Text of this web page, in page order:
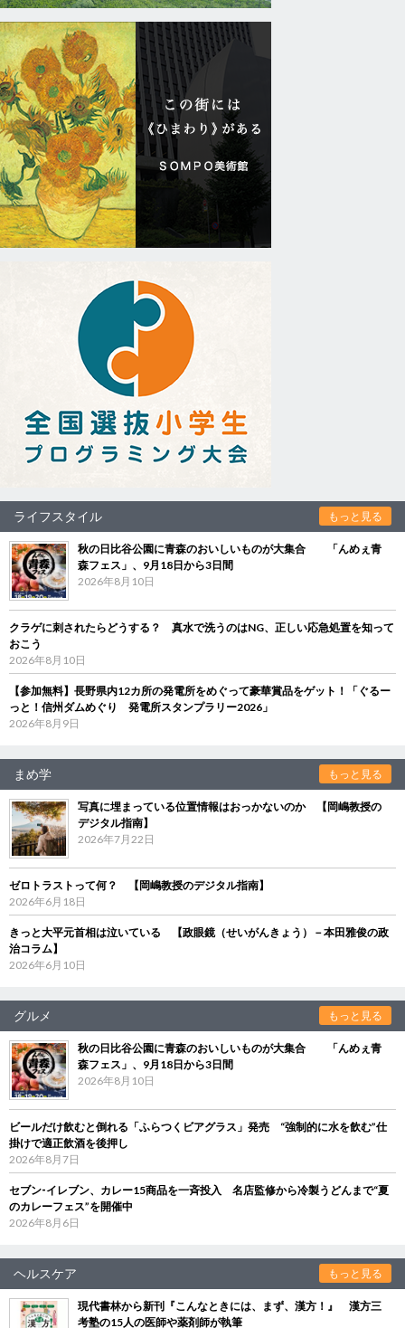
ライフスタイル もっと見る
秋の日比谷公園に青森のおいしいものが大集合 「んめぇ青
森フェス」、9月18日から3日間
2026年8月10日
クラゲに刺されたらどうする？ 真水で洗うのはNG、正しい応急処置を知って
おこう
2026年8月10日
【参加無料】長野県内12カ所の発電所をめぐって豪華賞品をゲット！「ぐるー
っと！信州ダムめぐり 発電所スタンプラリー2026」
2026年8月9日
まめ学 もっと見る
写真に埋まっている位置情報はおっかないのか 【岡嶋教授の
デジタル指南】
2026年7月22日
ゼロトラストって何？ 【岡嶋教授のデジタル指南】
2026年6月18日
きっと大平元首相は泣いている 【政眼鏡（せいがんきょう）－本田雅俊の政
治コラム】
2026年6月10日
グルメ もっと見る
秋の日比谷公園に青森のおいしいものが大集合 「んめぇ青
森フェス」、9月18日から3日間
2026年8月10日
ビールだけ飲むと倒れる「ふらつくビアグラス」発売 “強制的に水を飲む”仕
掛けで適正飲酒を後押し
2026年8月7日
セブン‐イレブン、カレー15商品を一斉投入 名店監修から冷製うどんまで“夏
のカレーフェス”を開催中
2026年8月6日
ヘルスケア もっと見る
現代書林から新刊『こんなときには、まず、漢方！』 漢方三
考塾の15人の医師や薬剤師が執筆